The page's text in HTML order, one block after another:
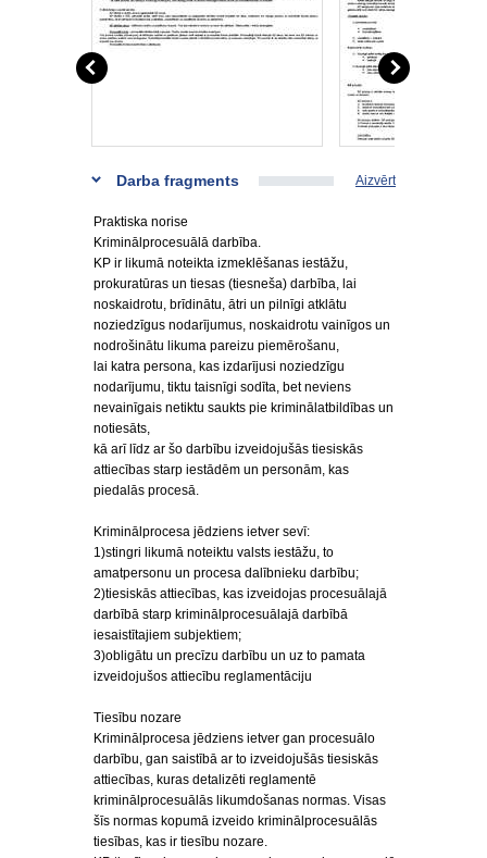
Darba fragments Aizvērt
Praktiska norise
Kriminālprocesuālā darbība.
KP ir likumā noteikta izmeklēšanas iestāžu,
prokuratūras un tiesas (tiesneša) darbība, lai
noskaidrotu, brīdinātu, ātri un pilnīgi atklātu
noziedzīgus nodarījumus, noskaidrotu vainīgos un
nodrošinātu likuma pareizu piemērošanu,
lai katra persona, kas izdarījusi noziedzīgu
nodarījumu, tiktu taisnīgi sodīta, bet neviens
nevainīgais netiktu saukts pie kriminālatbildības un
notiesāts,
kā arī līdz ar šo darbību izveidojušās tiesiskās
attiecības starp iestādēm un personām, kas
piedalās procesā.
Kriminālprocesa jēdziens ietver sevī:
1)stingri likumā noteiktu valsts iestāžu, to
amatpersonu un procesa dalībnieku darbību;
2)tiesiskās attiecības, kas izveidojas procesuālajā
darbībā starp kriminālprocesuālajā darbībā
iesaistītajiem subjektiem;
3)obligātu un precīzu darbību un uz to pamata
izveidojušos attiecību reglamentāciju
Tiesību nozare
Kriminālprocesa jēdziens ietver gan procesuālo
darbību, gan saistībā ar to izveidojušās tiesiskās
attiecības, kuras detalizēti reglamentē
kriminālprocesuālās likumdošanas normas. Visas
šīs normas kopumā izveido kriminālprocesuālās
tiesības, kas ir tiesību nozare.